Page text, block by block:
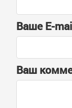
Ваше E-
Ваш